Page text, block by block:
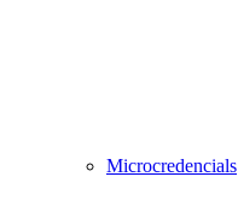
Microcredencials